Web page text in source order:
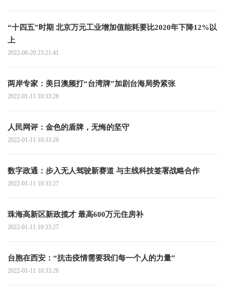
“十四五”时期 北京万元工业增加值能耗要比2020年下降12%以
上
2022-06-20 23:21:41
两岸专家：美日澳频打“台湾牌”加剧台海局势紧张
2022-01-11 10:33:28
人民网评：金色的盾牌，无悔的坚守
2022-01-11 10:33:28
数字政通：步入无人驾驶新赛道 与主线科技签署战略合作
2022-01-11 10:33:27
珠海高新区新政揽才 最高600万元住房补
2022-01-11 10:33:27
台胞在西安：“抗击疫情需要我们每一个人的力量”
2022-01-11 10:33:26